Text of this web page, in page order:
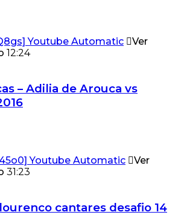
Ver
12:24
– Adilia de Arouca vs
Ver
31:23
cantares desafio 14